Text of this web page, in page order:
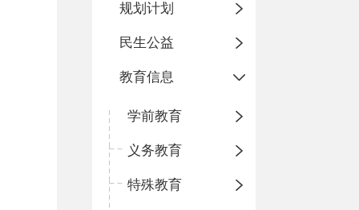
规划计划
民生公益
教育信息
学前教育
义务教育
特殊教育